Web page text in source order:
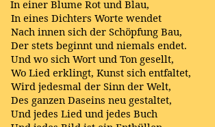
In einer Blume Rot und Blau,
In eines Dichters Worte wendet
Nach innen sich der Schöpfung Bau,
Der stets beginnt und niemals endet.
Und wo sich Wort und Ton gesellt,
Wo Lied erklingt, Kunst sich entfaltet,
Wird jedesmal der Sinn der Welt,
Des ganzen Daseins neu gestaltet,
Und jedes Lied und jedes Buch